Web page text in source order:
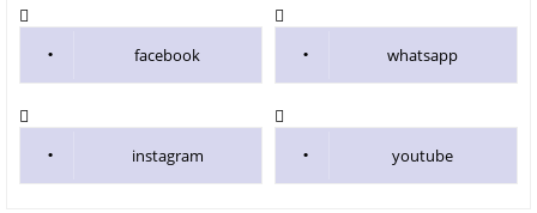
facebook whatsapp
instagram youtube